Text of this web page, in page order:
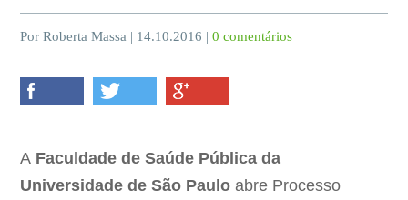
Por Roberta Massa | 14.10.2016 |0 comentários
A Faculdade de Saúde Pública da
Universidade de São Paulo abre Processo